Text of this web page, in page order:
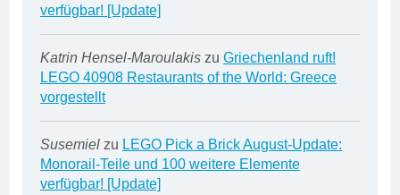
verfügbar! [Update]
Katrin Hensel-Maroulakis zu Griechenland ruft!
LEGO 40908 Restaurants of the World: Greece
vorgestellt
Susemiel zu LEGO Pick a Brick August-Update:
Monorail-Teile und 100 weitere Elemente
verfügbar! [Update]